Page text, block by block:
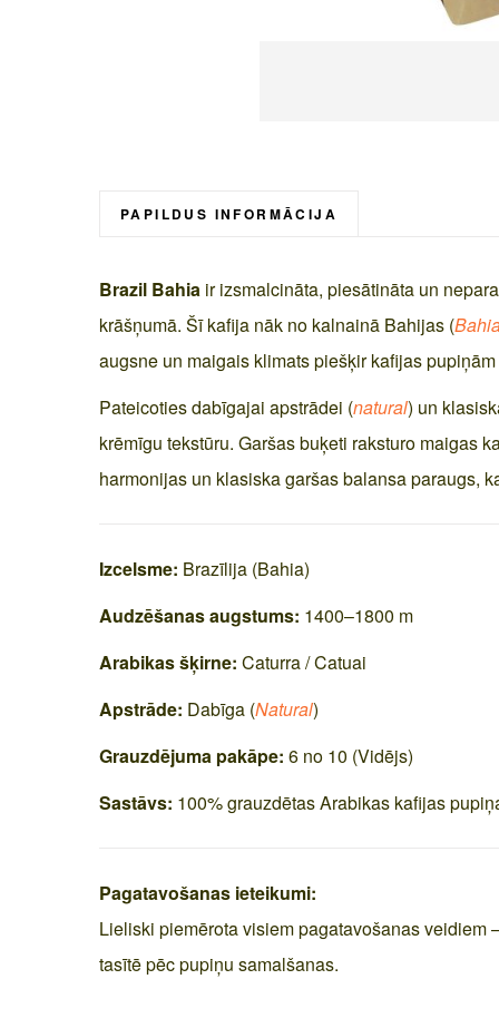
beginning
images
gallery
PAPILDUS INFORMĀCIJA
Brazil Bahia ir izsmalcināta, piesātināta un
krāšņumā. Šī kafija nāk no kalnainā Bahijas (
augsne un maigais klimats piešķir kafijas
Pateicoties dabīgajai apstrādei (natural) un
krēmīgu tekstūru. Garšas buķeti raksturo maigas
harmonijas un klasiska garšas balansa paraugs,
Izcelsme: Brazīlija (Bahia)
Audzēšanas augstums: 1400–1800 m
Arabikas šķirne: Caturra / Catuai
Apstrāde: Dabīga (Natural)
Grauzdējuma pakāpe: 6 no 10 (Vidējs)
Sastāvs: 100% grauzdētas Arabikas kafijas
Pagatavošanas ieteikumi:
Lieliski piemērota visiem pagatavošanas
tasītē pēc pupiņu samalšanas.